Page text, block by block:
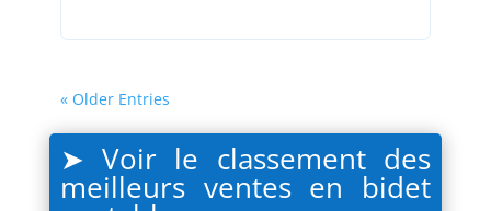
« Older Entries
➤ Voir le classement des
meilleurs ventes en bidet